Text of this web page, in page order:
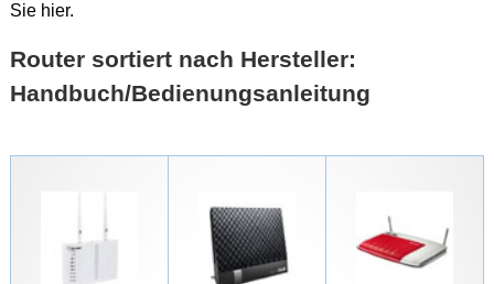
Sie hier.
Router sortiert nach Hersteller:
Handbuch/Bedienungsanleitung